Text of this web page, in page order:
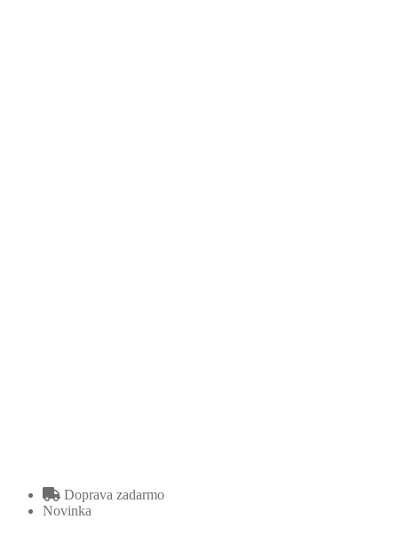
Doprava zadarmo
Novinka